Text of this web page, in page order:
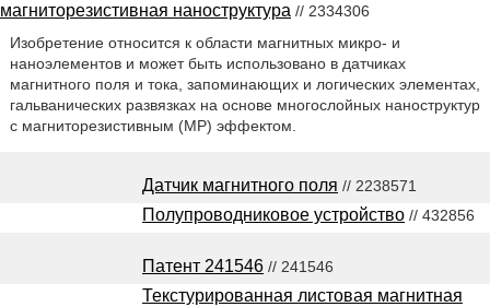
магниторезистивная наноструктура // 2334306
Изобретение относится к области магнитных микро- и
наноэлементов и может быть использовано в датчиках
магнитного поля и тока, запоминающих и логических элементах,
гальванических развязках на основе многослойных наноструктур
с магниторезистивным (МР) эффектом.
Датчик магнитного поля // 2238571
Полупроводниковое устройство // 432856
Патент 241546 // 241546
Текстурированная листовая магнитная